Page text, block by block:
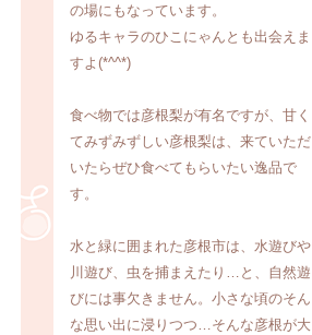
の場にもなっています。
ゆるキャラのひこにゃんとも出会えま
すよ(*^^*)
食べ物では彦根梨が有名ですが、甘く
てみずみずしい彦根梨は、来ていただ
いたらぜひ食べてもらいたい逸品で
す。
水と緑に囲まれた彦根市は、水遊びや
川遊び、虫を捕まえたり…と、自然遊
びには事欠きません。小さな頃のそん
な思い出に浸りつつ…そんな彦根が大